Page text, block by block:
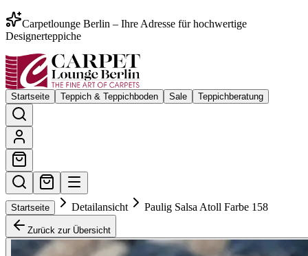
Carpetlounge Berlin – Ihre Adresse für hochwertige
Designerteppiche
Startseite Teppich & Teppichboden Sale Teppichberatung
Startseite Detailansicht Paulig Salsa Atoll Farbe 158
Zurück zur Übersicht